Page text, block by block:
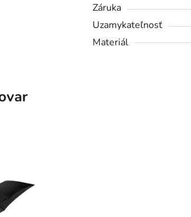
Záruka
Uzamykateľnosť
Materiál